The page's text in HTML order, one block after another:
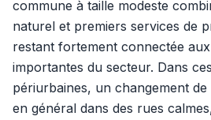
commune à taille modeste
naturel et premiers services de
restant fortement connectée
importantes du secteur. Dans
périurbaines, un changement
en général dans des rues